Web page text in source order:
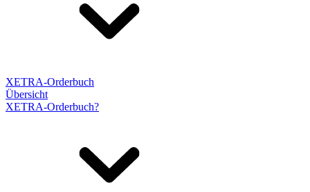
XETRA-Orderbuch
Übersicht
XETRA-Orderbuch?